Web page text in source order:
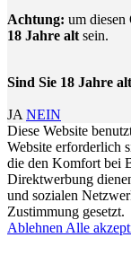
Achtung: um diesen
18 Jahre alt sein.
Sind Sie 18 Jahre
JA NEIN
Diese Website
Website erforderlich
die den Komfort bei
Direktwerbung
und sozialen
Zustimmung gesetzt.
Ablehnen Alle